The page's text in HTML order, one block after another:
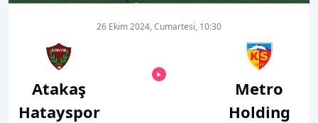
Atakaş
Hatayspor
26 Ekim 2024, Cumartesi, 10:30
Metro
Holding